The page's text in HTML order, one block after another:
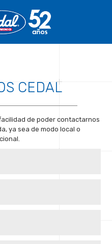
CEDAL
de poder contactarnos
ya sea de modo local o